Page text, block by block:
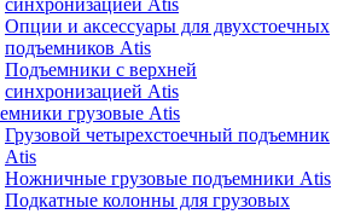
Опции и аксессуары для двухстоечных
подъемников Atis
Подъемники с верхней
синхронизацией Atis
грузовые Atis
Грузовой четырехстоечный подъемник
Atis
Ножничные грузовые подъемники Atis
Подкатные колонны для грузовых